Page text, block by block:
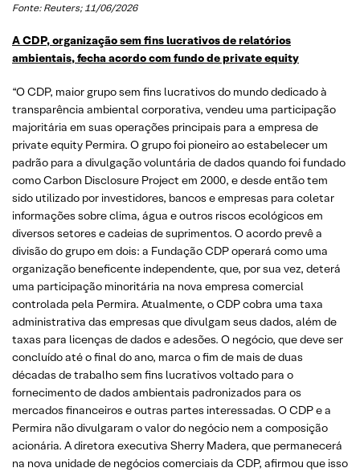
Fonte: Reuters; 11/06/2026
A CDP, organização sem fins lucrativos de relatórios
ambientais, fecha acordo com fundo de private equity
“O CDP, maior grupo sem fins lucrativos do mundo dedicado à
transparência ambiental corporativa, vendeu uma participação
majoritária em suas operações principais para a empresa de
private equity Permira. O grupo foi pioneiro ao estabelecer um
padrão para a divulgação voluntária de dados quando foi fundado
como Carbon Disclosure Project em 2000, e desde então tem
sido utilizado por investidores, bancos e empresas para coletar
informações sobre clima, água e outros riscos ecológicos em
diversos setores e cadeias de suprimentos. O acordo prevê a
divisão do grupo em dois: a Fundação CDP operará como uma
organização beneficente independente, que, por sua vez, deterá
uma participação minoritária na nova empresa comercial
controlada pela Permira. Atualmente, o CDP cobra uma taxa
administrativa das empresas que divulgam seus dados, além de
taxas para licenças de dados e adesões. O negócio, que deve ser
concluído até o final do ano, marca o fim de mais de duas
décadas de trabalho sem fins lucrativos voltado para o
fornecimento de dados ambientais padronizados para os
mercados financeiros e outras partes interessadas. O CDP e a
Permira não divulgaram o valor do negócio nem a composição
acionária. A diretora executiva Sherry Madera, que permanecerá
na nova unidade de negócios comerciais da CDP, afirmou que isso